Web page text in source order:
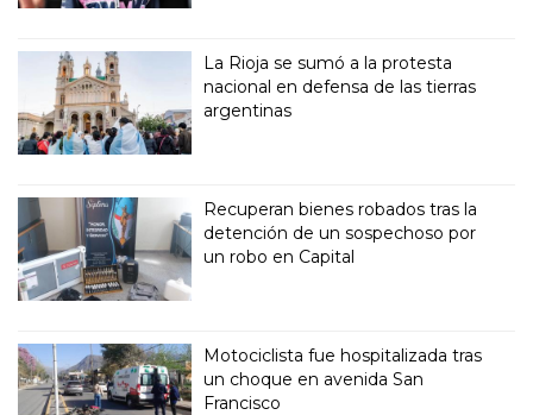
La Rioja se sumó a la protesta
nacional en defensa de las tierras
argentinas
Recuperan bienes robados tras la
detención de un sospechoso por
un robo en Capital
Motociclista fue hospitalizada tras
un choque en avenida San
Francisco